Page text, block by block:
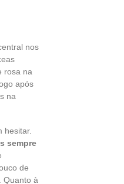
nos
rosa na
após
na
hesitar.
sempre
de
Quanto à